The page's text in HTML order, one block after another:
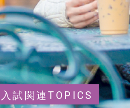
入試関連TOPICS